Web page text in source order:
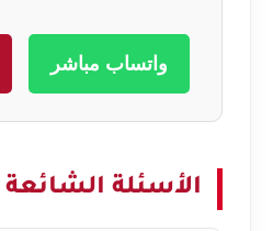
واتساب مباشر
الأسئلة الشائعة